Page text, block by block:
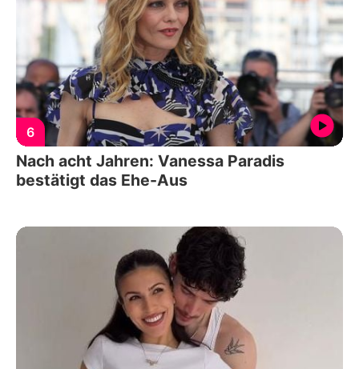
6
Nach acht Jahren: Vanessa Paradis
bestätigt das Ehe-Aus